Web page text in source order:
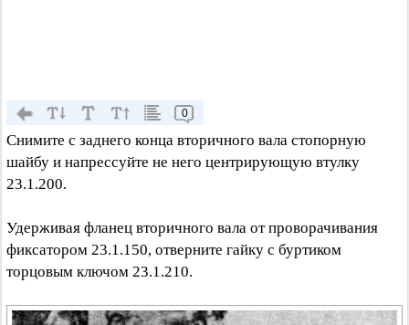
0
Снимите с заднего конца вторичного вала стопорную
шайбу и напрессуйте не него центрирующую втулку
23.1.200.
Удерживая фланец вторичного вала от проворачивания
фиксатором 23.1.150, отверните гайку с буртиком
торцовым ключом 23.1.210.